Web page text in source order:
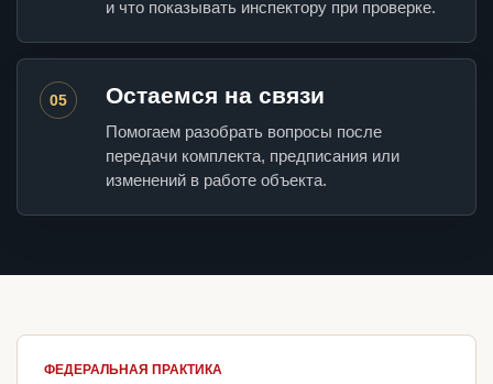
и что показывать инспектору при проверке.
05 Остаемся на связи
Помогаем разобрать вопросы после
передачи комплекта, предписания или
изменений в работе объекта.
ФЕДЕРАЛЬНАЯ ПРАКТИКА